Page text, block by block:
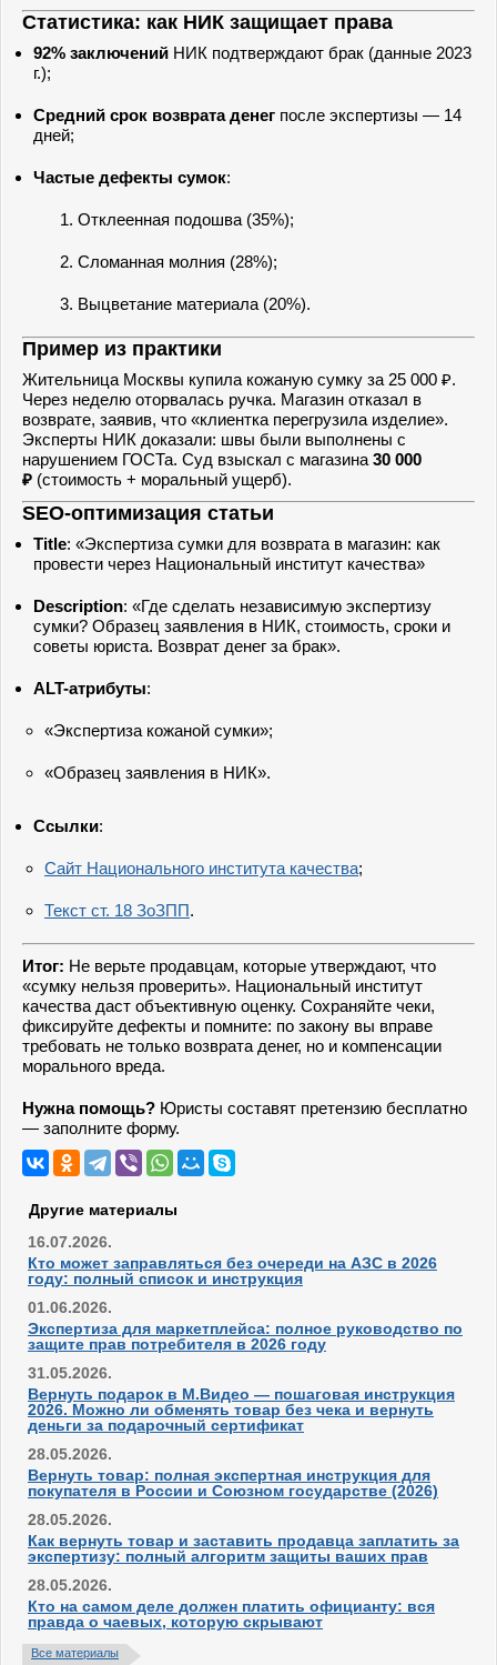
Статистика: как НИК защищает права
92% заключений НИК подтверждают брак (данные 2023
г.);
Средний срок возврата денег после экспертизы — 14
дней;
Частые дефекты сумок:
Отклеенная подошва (35%);
Сломанная молния (28%);
Выцветание материала (20%).
Пример из практики
Жительница Москвы купила кожаную сумку за 25 000 ₽.
Через неделю оторвалась ручка. Магазин отказал в
возврате, заявив, что «клиентка перегрузила изделие».
Эксперты НИК доказали: швы были выполнены с
нарушением ГОСТа. Суд взыскал с магазина 30 000
₽ (стоимость + моральный ущерб).
SEO-оптимизация статьи
Title: «Экспертиза сумки для возврата в магазин: как
провести через Национальный институт качества»
Description: «Где сделать независимую экспертизу
сумки? Образец заявления в НИК, стоимость, сроки и
советы юриста. Возврат денег за брак».
ALT-атрибуты:
«Экспертиза кожаной сумки»;
«Образец заявления в НИК».
Ссылки:
Сайт Национального института качества;
Текст ст. 18 ЗоЗПП.
Итог: Не верьте продавцам, которые утверждают, что
«сумку нельзя проверить». Национальный институт
качества даст объективную оценку. Сохраняйте чеки,
фиксируйте дефекты и помните: по закону вы вправе
требовать не только возврата денег, но и компенсации
морального вреда.
Нужна помощь? Юристы составят претензию бесплатно
— заполните форму.
Другие материалы
16.07.2026.
Кто может заправляться без очереди на АЗС в 2026
году: полный список и инструкция
01.06.2026.
Экспертиза для маркетплейса: полное руководство по
защите прав потребителя в 2026 году
31.05.2026.
Вернуть подарок в М.Видео — пошаговая инструкция
2026. Можно ли обменять товар без чека и вернуть
деньги за подарочный сертификат
28.05.2026.
Вернуть товар: полная экспертная инструкция для
покупателя в России и Союзном государстве (2026)
28.05.2026.
Как вернуть товар и заставить продавца заплатить за
экспертизу: полный алгоритм защиты ваших прав
28.05.2026.
Кто на самом деле должен платить официанту: вся
правда о чаевых, которую скрывают
Все материалы